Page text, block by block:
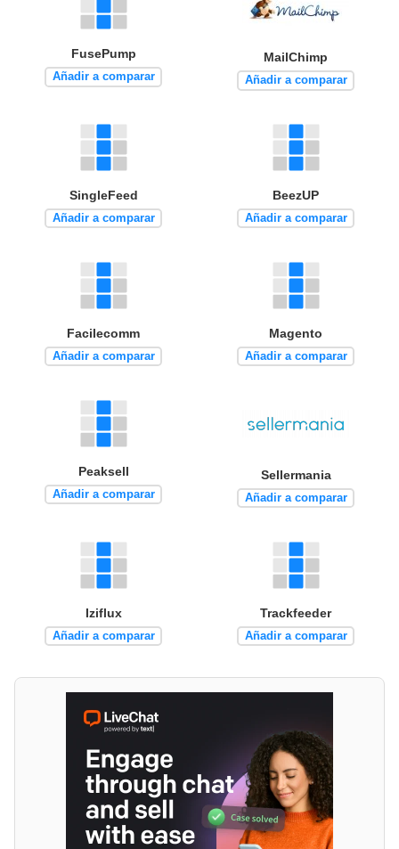
FusePump
Añadir a comparar
MailChimp
Añadir a comparar
SingleFeed
Añadir a comparar
BeezUP
Añadir a comparar
Facilecomm
Añadir a comparar
Magento
Añadir a comparar
Peaksell
Añadir a comparar
Sellermania
Añadir a comparar
Iziflux
Añadir a comparar
Trackfeeder
Añadir a comparar